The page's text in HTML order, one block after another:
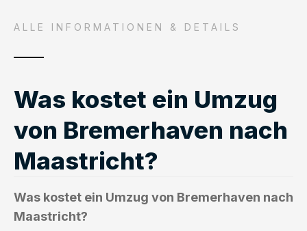
ALLE INFORMATIONEN & DETAILS
Was kostet ein Umzug
von Bremerhaven nach
Maastricht?
Was kostet ein Umzug von Bremerhaven nach
Maastricht?